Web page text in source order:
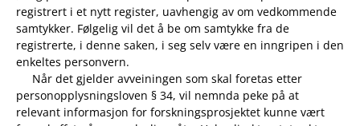
registrert i et nytt register, uavhengig av om vedkommende
samtykker. Følgelig vil det å be om samtykke fra de
registrerte, i denne saken, i seg selv være en inngripen i den
enkeltes personvern.
Når det gjelder avveiningen som skal foretas etter
personopplysningsloven § 34, vil nemnda peke på at
relevant informasjon for forskningsprosjektet kunne vært